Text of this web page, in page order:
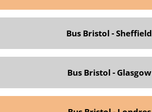
Bus Bristol - Sheffield
Bus Bristol - Glasgow